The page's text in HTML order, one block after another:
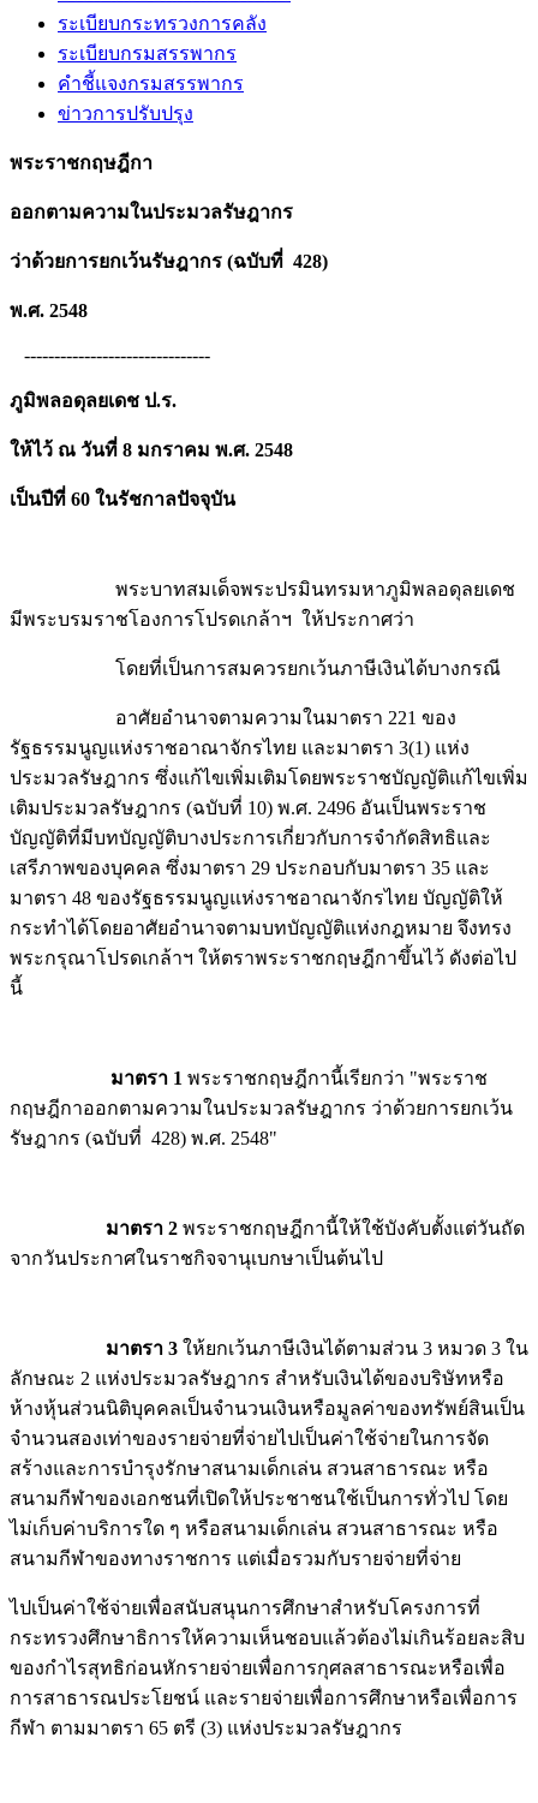
ระเบียบกระทรวงการคลัง
ระเบียบกรมสรรพากร
คำชี้แจงกรมสรรพากร
ข่าวการปรับปรุง
พระราชกฤษฎีกา
ออกตามความในประมวลรัษฎากร
ว่าด้วยการยกเว้นรัษฎากร (ฉบับที่ 428)
พ.ศ. 2548
-------------------------------
ภูมิพลอดุลยเดช ป.ร.
ให้ไว้ ณ วันที่ 8 มกราคม พ.ศ. 2548
เป็นปีที่ 60 ในรัชกาลปัจจุบัน
พระบาทสมเด็จพระปรมินทรมหาภูมิพลอดุลยเดช
มีพระบรมราชโองการโปรดเกล้าฯ ให้ประกาศว่า
โดยที่เป็นการสมควรยกเว้นภาษีเงินได้บางกรณี
อาศัยอำนาจตามความในมาตรา 221 ของ
รัฐธรรมนูญแห่งราชอาณาจักรไทย และมาตรา 3(1) แห่ง
ประมวลรัษฎากร ซึ่งแก้ไขเพิ่มเติมโดยพระราชบัญญัติแก้ไขเพิ่ม
เติมประมวลรัษฎากร (ฉบับที่ 10) พ.ศ. 2496 อันเป็นพระราช
บัญญัติที่มีบทบัญญัติบางประการเกี่ยวกับการจำกัดสิทธิและ
เสรีภาพของบุคคล ซึ่งมาตรา 29 ประกอบกับมาตรา 35 และ
มาตรา 48 ของรัฐธรรมนูญแห่งราชอาณาจักรไทย บัญญัติให้
กระทำได้โดยอาศัยอำนาจตามบทบัญญัติแห่งกฎหมาย จึงทรง
พระกรุณาโปรดเกล้าฯ ให้ตราพระราชกฤษฎีกาขึ้นไว้ ดังต่อไป
นี้
มาตรา 1 พระราชกฤษฎีกานี้เรียกว่า "พระราช
กฤษฎีกาออกตามความในประมวลรัษฎากร ว่าด้วยการยกเว้น
รัษฎากร (ฉบับที่ 428) พ.ศ. 2548"
มาตรา 2 พระราชกฤษฎีกานี้ให้ใช้บังคับตั้งแต่วันถัด
จากวันประกาศในราชกิจจานุเบกษาเป็นต้นไป
มาตรา 3 ให้ยกเว้นภาษีเงินได้ตามส่วน 3 หมวด 3 ใน
ลักษณะ 2 แห่งประมวลรัษฎากร สำหรับเงินได้ของบริษัทหรือ
ห้างหุ้นส่วนนิติบุคคลเป็นจำนวนเงินหรือมูลค่าของทรัพย์สินเป็น
จำนวนสองเท่าของรายจ่ายที่จ่ายไปเป็นค่าใช้จ่ายในการจัด
สร้างและการบำรุงรักษาสนามเด็กเล่น สวนสาธารณะ หรือ
สนามกีฬาของเอกชนที่เปิดให้ประชาชนใช้เป็นการทั่วไป โดย
ไม่เก็บค่าบริการใด ๆ หรือสนามเด็กเล่น สวนสาธารณะ หรือ
สนามกีฬาของทางราชการ แต่เมื่อรวมกับรายจ่ายที่จ่าย
ไปเป็นค่าใช้จ่ายเพื่อสนับสนุนการศึกษาสำหรับโครงการที่
กระทรวงศึกษาธิการให้ความเห็นชอบแล้วต้องไม่เกินร้อยละสิบ
ของกำไรสุทธิก่อนหักรายจ่ายเพื่อการกุศลสาธารณะหรือเพื่อ
การสาธารณประโยชน์ และรายจ่ายเพื่อการศึกษาหรือเพื่อการ
กีฬา ตามมาตรา 65 ตรี (3) แห่งประมวลรัษฎากร